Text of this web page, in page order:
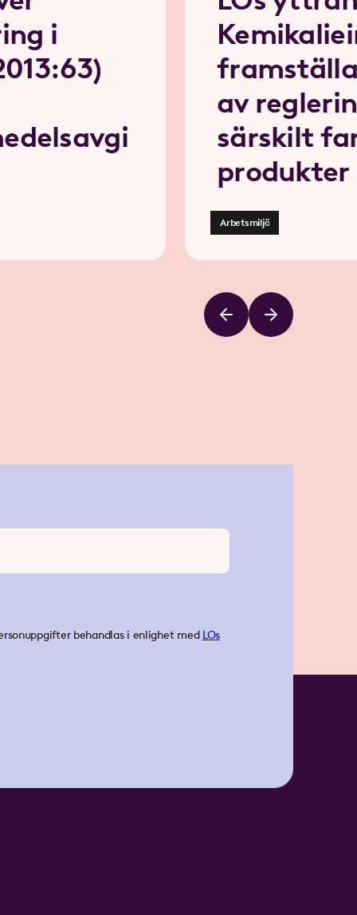
i
av
särskilt
produkter
Arbetsmiljö
behandlas i enlighet med LOs